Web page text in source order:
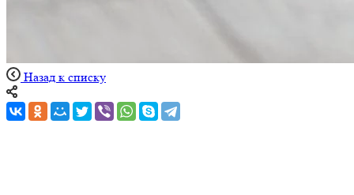
Назад к списку